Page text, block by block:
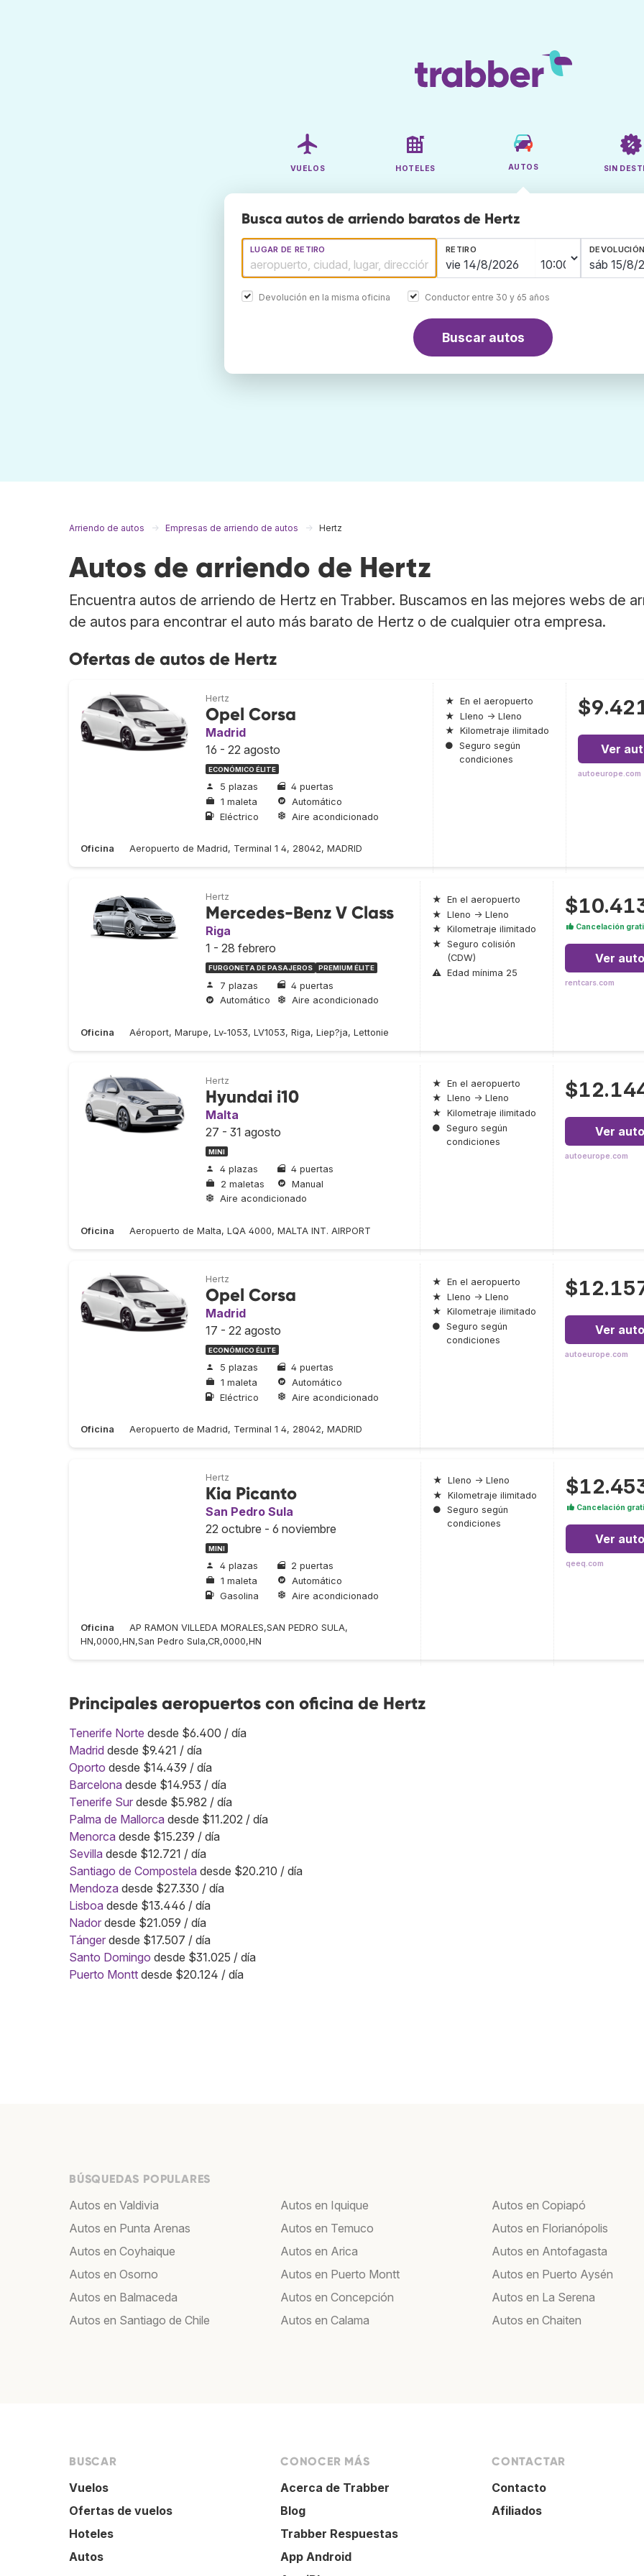
VUELOS HOTELES AUTOS SIN
Busca autos de arriendo baratos de Hertz
LUGAR DE RETIRO RETIRO DEVOLUCIÓN
Devolución en la misma oficina Conductor entre 30 y 65 años
Buscar autos
Arriendo de autos Empresas de arriendo de autos Hertz
Autos de arriendo de Hertz
Encuentra autos de arriendo de Hertz en Trabber. Buscamos en las mejores webs de
de autos para encontrar el auto más barato de Hertz o de cualquier otra empresa.
Ofertas de autos de Hertz
Hertz
Opel Corsa
Madrid
16 - 22 agosto
ECONÓMICO ÉLITE
5 plazas
4 puertas
1 maleta
Automático
Eléctrico
Aire acondicionado
Oficina Aeropuerto de Madrid, Terminal 1 4, 28042, MADRID
★ En el aeropuerto
★ Lleno → Lleno
★ Kilometraje ilimitado
● Seguro según
condiciones
Ver
autoeurope.com
Hertz
Mercedes-Benz V Class
Riga
1 - 28 febrero
FURGONETA DE PASAJEROS PREMIUM ÉLITE
7 plazas
4 puertas
Automático
Aire acondicionado
Oficina Aéroport, Marupe, Lv-1053, LV1053, Riga, Liep?ja, Lettonie
★ En el aeropuerto
★ Lleno → Lleno
★ Kilometraje ilimitado
★ Seguro colisión
(CDW)
⚠ Edad mínima 25
Cancelación
Ver auto
rentcars.com
Hertz
Hyundai i10
Malta
27 - 31 agosto
MINI
4 plazas
4 puertas
2 maletas
Manual
Aire acondicionado
Oficina Aeropuerto de Malta, LQA 4000, MALTA INT. AIRPORT
★ En el aeropuerto
★ Lleno → Lleno
★ Kilometraje ilimitado
● Seguro según
condiciones
Ver auto
autoeurope.com
Hertz
Opel Corsa
Madrid
17 - 22 agosto
ECONÓMICO ÉLITE
5 plazas
4 puertas
1 maleta
Automático
Eléctrico
Aire acondicionado
Oficina Aeropuerto de Madrid, Terminal 1 4, 28042, MADRID
★ En el aeropuerto
★ Lleno → Lleno
★ Kilometraje ilimitado
● Seguro según
condiciones
Ver auto
autoeurope.com
Hertz
Kia Picanto
San Pedro Sula
22 octubre - 6 noviembre
MINI
4 plazas
2 puertas
1 maleta
Automático
Gasolina
Aire acondicionado
Oficina
AP RAMON VILLEDA MORALES,SAN PEDRO SULA,
HN,0000,HN,San Pedro Sula,CR,0000,HN
★ Lleno → Lleno
★ Kilometraje ilimitado
● Seguro según
condiciones
Cancelación
Ver auto
qeeq.com
Principales aeropuertos con oficina de Hertz
Tenerife Norte desde $6.400 / día
Madrid desde $9.421 / día
Oporto desde $14.439 / día
Barcelona desde $14.953 / día
Tenerife Sur desde $5.982 / día
Palma de Mallorca desde $11.202 / día
Menorca desde $15.239 / día
Sevilla desde $12.721 / día
Santiago de Compostela desde $20.210 / día
Mendoza desde $27.330 / día
Lisboa desde $13.446 / día
Nador desde $21.059 / día
Tánger desde $17.507 / día
Santo Domingo desde $31.025 / día
Puerto Montt desde $20.124 / día
BÚSQUEDAS POPULARES
Autos en Valdivia
Autos en Punta Arenas
Autos en Coyhaique
Autos en Osorno
Autos en Balmaceda
Autos en Santiago de Chile
Autos en Iquique
Autos en Temuco
Autos en Arica
Autos en Puerto Montt
Autos en Concepción
Autos en Calama
Autos en Copiapó
Autos en Florianópolis
Autos en Antofagasta
Autos en Puerto Aysén
Autos en La Serena
Autos en Chaiten
BUSCAR
Vuelos
Ofertas de vuelos
Hoteles
Autos
CONOCER MÁS
Acerca de Trabber
Blog
Trabber Respuestas
App Android
CONTACTAR
Contacto
Afiliados